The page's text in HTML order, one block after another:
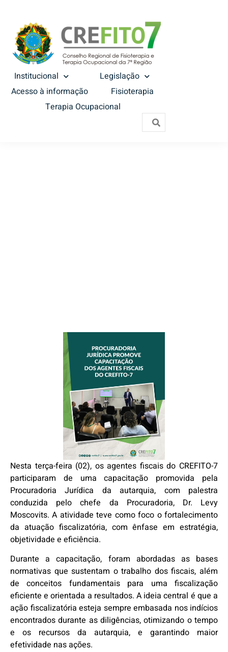
Institucional
Legislação
Acesso à informação
Fisioterapia
Terapia Ocupacional
Nesta terça-feira (02), os agentes fiscais do CREFITO-7
participaram de uma capacitação promovida pela
Procuradoria Jurídica da autarquia, com palestra
conduzida pelo chefe da Procuradoria, Dr. Levy
Moscovits. A atividade teve como foco o fortalecimento
da atuação fiscalizatória, com ênfase em estratégia,
objetividade e eficiência.
Durante a capacitação, foram abordadas as bases
normativas que sustentam o trabalho dos fiscais, além
de conceitos fundamentais para uma fiscalização
eficiente e orientada a resultados. A ideia central é que a
ação fiscalizatória esteja sempre embasada nos indícios
encontrados durante as diligências, otimizando o tempo
e os recursos da autarquia, e garantindo maior
efetividade nas ações.